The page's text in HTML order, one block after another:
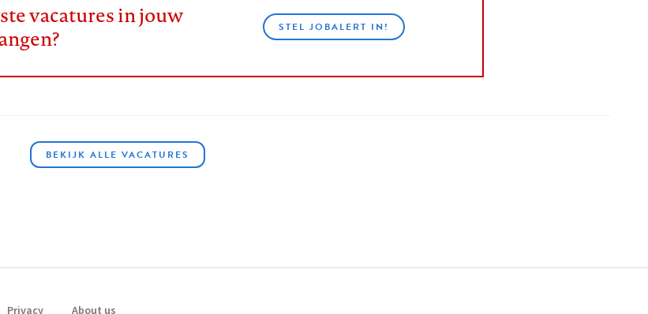
vacatures in jouw
STEL JOBALERT IN!
BEKIJK ALLE VACATURES
Privacy About us